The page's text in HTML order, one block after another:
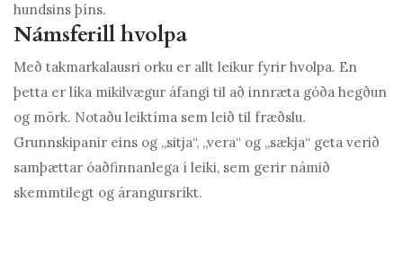
hundsins þíns.
Námsferill hvolpa
Með takmarkalausri orku er allt leikur fyrir hvolpa. En
þetta er líka mikilvægur áfangi til að innræta góða hegðun
og mörk. Notaðu leiktíma sem leið til fræðslu.
Grunnskipanir eins og „sitja“, „vera“ og „sækja“ geta verið
samþættar óaðfinnanlega í leiki, sem gerir námið
skemmtilegt og árangursríkt.